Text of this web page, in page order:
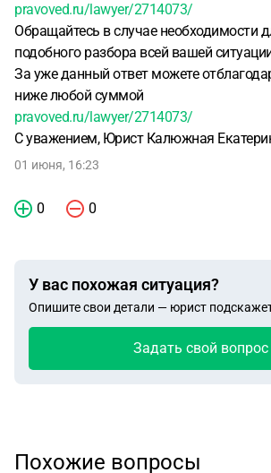
pravoved.ru/lawyer/2714073/
Обращайтесь в случае необходимости
подобного разбора всей вашей
За уже данный ответ можете
ниже любой суммой
pravoved.ru/lawyer/2714073/
С уважением, Юрист Калюжная
01 июня, 16:23
0 0
У вас похожая ситуация?
Опишите свои детали — юрист
Задать свой вопрос
Похожие вопросы